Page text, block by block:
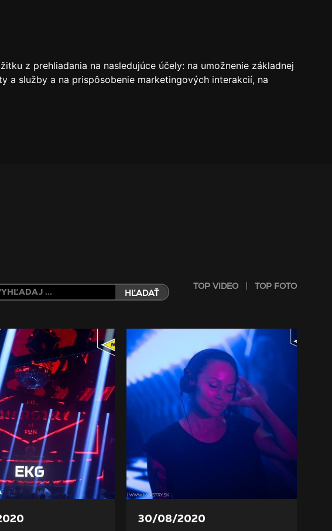
z prehliadania na nasledujúce účely: na umožnenie základnej
a služby a na prispôsobenie marketingových interakcií, na
TOP VIDEO | TOP FOTO
HĽADAŤ
30/08/2020